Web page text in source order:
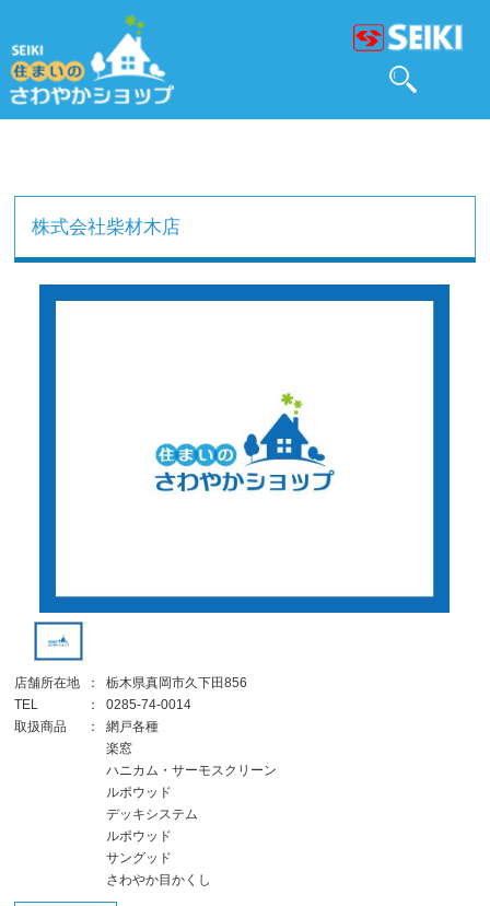
株式会社柴材木店
店舗所在地 ：
栃木県真岡市久下田856
TEL
：
0285-74-0014
取扱商品
：
網戸各種
楽窓
ハニカム・サーモスクリーン
ルポウッド
デッキシステム
ルポウッド
サングッド
さわやか目かくし